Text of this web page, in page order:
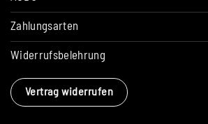
Zahlungsarten
Widerrufsbelehrung
Vertrag widerrufen